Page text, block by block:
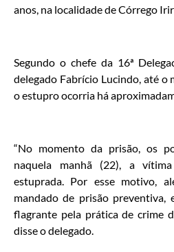
anos, na localidade de Córrego
Segundo o chefe da 16ª
delegado Fabrício Lucindo, até
o estupro ocorria há
“No momento da prisão, os
naquela manhã (22), a
estuprada. Por esse motivo,
mandado de prisão preventiva,
flagrante pela prática de crime
disse o delegado.